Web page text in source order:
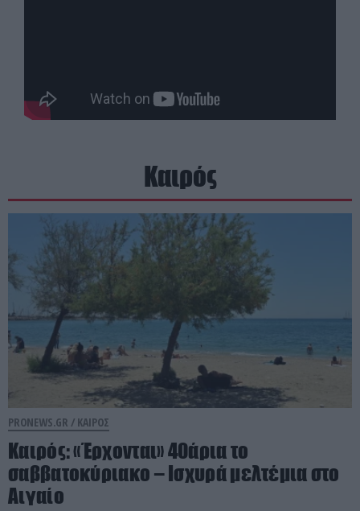
Καιρός
PRONEWS.GR / ΚΑΙΡΟΣ
Καιρός: «Έρχονται» 40άρια το
σαββατοκύριακο – Ισχυρά μελτέμια στο
Αιγαίο